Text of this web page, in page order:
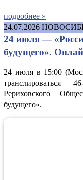
подробнее »
24.07.2026
24 июля —
будущего».
24 июля в 15:00
транслироваться
Рериховского
будущего».